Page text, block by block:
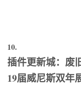
10.
插件更新城：废
19届威尼斯双年